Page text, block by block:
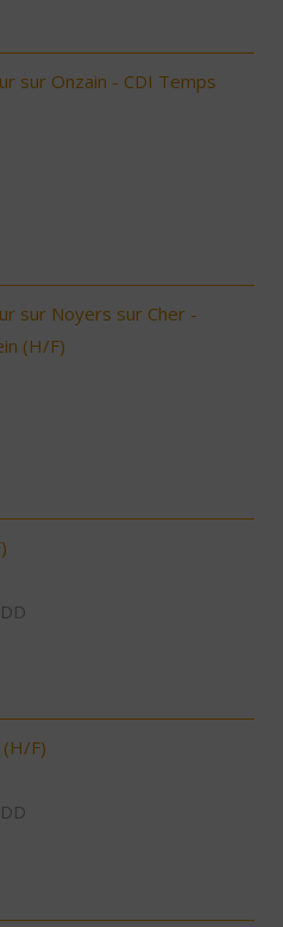
sur Onzain - CDI Temps
sur Noyers sur Cher -
(H/F)
F)